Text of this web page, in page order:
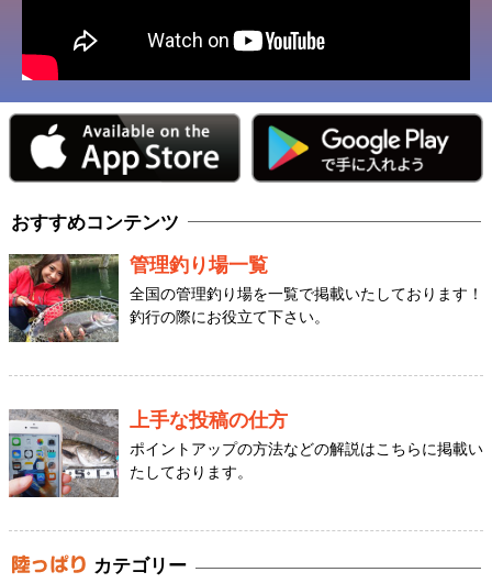
おすすめコンテンツ
管理釣り場一覧
全国の管理釣り場を一覧で掲載いたしております！
釣行の際にお役立て下さい。
上手な投稿の仕方
ポイントアップの方法などの解説はこちらに掲載い
たしております。
カテゴリー